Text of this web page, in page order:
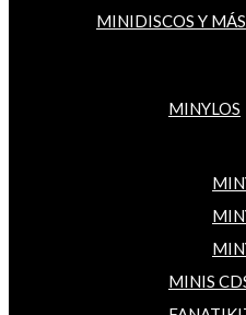
MINIDISCOS Y MÁS
MINYLOS
MINIS